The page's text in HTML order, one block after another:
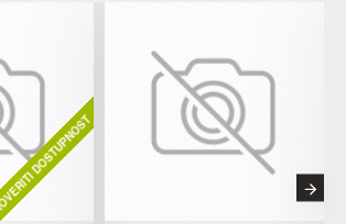
DOSTUPNOST